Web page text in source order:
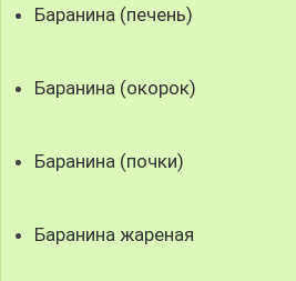
Баранина (печень)
Баранина (окорок)
Баранина (почки)
Баранина жареная